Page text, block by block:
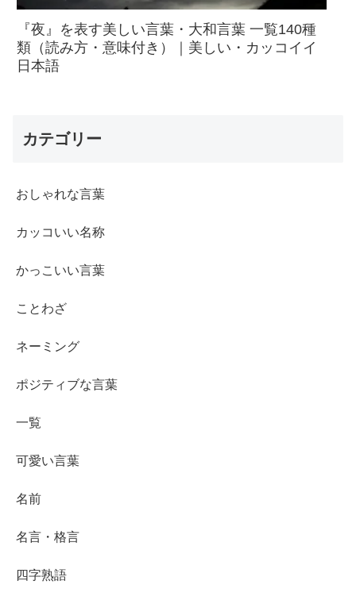
『夜』を表す美しい言葉・大和言葉 一覧140種
類（読み方・意味付き）｜美しい・カッコイイ
日本語
カテゴリー
おしゃれな言葉
カッコいい名称
かっこいい言葉
ことわざ
ネーミング
ポジティブな言葉
一覧
可愛い言葉
名前
名言・格言
四字熟語